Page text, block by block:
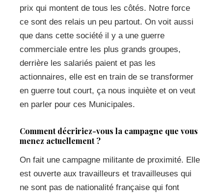
prix qui montent de tous les côtés. Notre force
ce sont des relais un peu partout. On voit aussi
que dans cette société il y a une guerre
commerciale entre les plus grands groupes,
derrière les salariés paient et pas les
actionnaires, elle est en train de se transformer
en guerre tout court, ça nous inquiète et on veut
en parler pour ces Municipales.
Comment décririez-vous la campagne que vous
menez actuellement ?
On fait une campagne militante de proximité. Elle
est ouverte aux travailleurs et travailleuses qui
ne sont pas de nationalité française qui font